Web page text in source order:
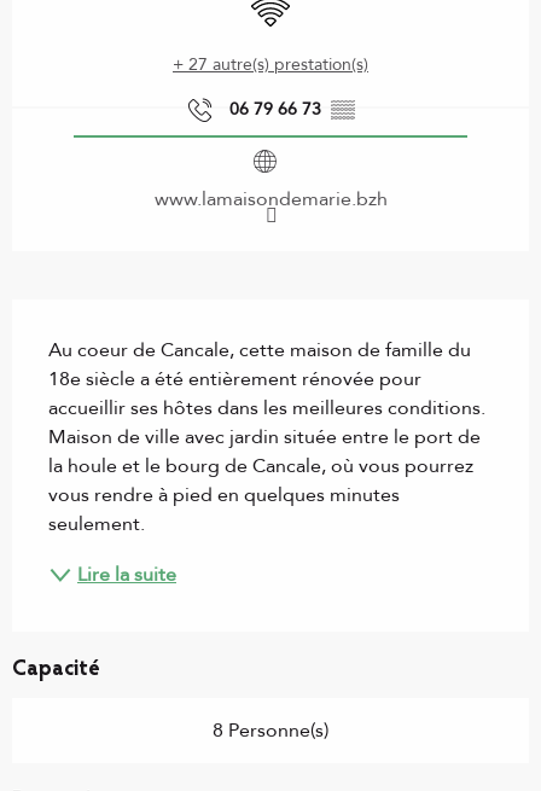
+ 27 autre(s) prestation(s)
06 79 66 73 ▒▒
www.lamaisondemarie.bzh
Au coeur de Cancale, cette maison de famille du
18e siècle a été entièrement rénovée pour
accueillir ses hôtes dans les meilleures conditions.
Maison de ville avec jardin située entre le port de
la houle et le bourg de Cancale, où vous pourrez
vous rendre à pied en quelques minutes
seulement.
Lire la suite
Capacité
8 Personne(s)